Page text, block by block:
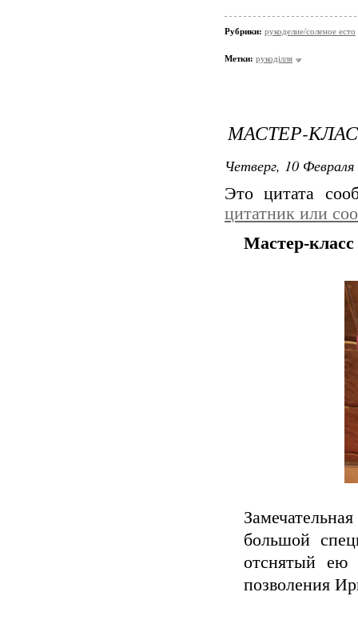
Рубрики: рукоделие/соленое есто
Метки: рукоділля
МАСТЕР-
Четверг, 10
Это цитата
цитатник или
Мастер-
большой
отснятый
позволения